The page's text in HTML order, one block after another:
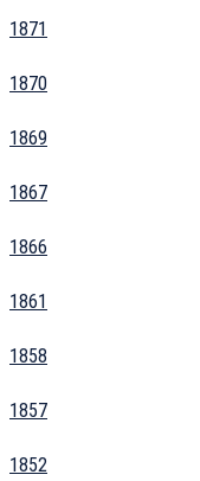
1871
1870
1869
1867
1866
1861
1858
1857
1852